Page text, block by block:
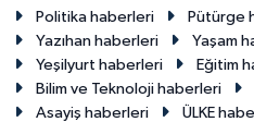
Politika haberleri
Pütürge
Yazıhan haberleri
Yaşam
Yeşilyurt haberleri
Eğitim
Bilim ve Teknoloji haberleri
Asayiş haberleri
ÜLKE